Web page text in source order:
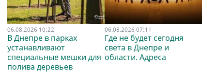
06.08.2026 10:22
В Днепре в парках
устанавливают
специальные мешки для
полива деревьев
06.08.2026 07:11
Где не будет сегодня
света в Днепре и
области. Адреса